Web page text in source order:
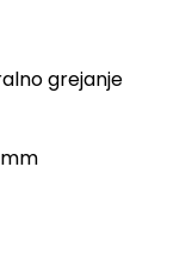
grejanje